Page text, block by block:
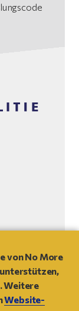
von No More
unterstützen,
Weitere
Website-